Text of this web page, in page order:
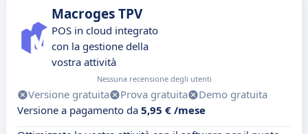
Macroges TPV
POS in cloud integrato
con la gestione della
vostra attività
Nessuna recensione degli utenti
Versione gratuita Prova gratuita
Demo gratuita
Versione a pagamento da 5,95 € /mese